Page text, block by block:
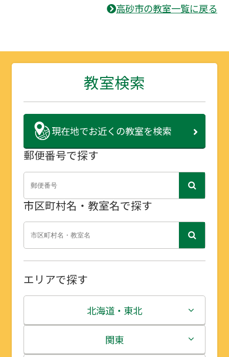
高砂市の教室一覧に戻る
教室検索
現在地でお近くの教室を検索
郵便番号で探す
市区町村名・教室名で探す
エリアで探す
北海道・東北
北海道
関東